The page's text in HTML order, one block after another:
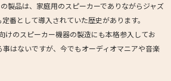
製品は、家庭用のスピーカーでありながらジャズ
番として導入されていた歴史があります。
けのスピーカー機器の製造にも本格参入してお
事はないですが、今でもオーディオマニアや音楽